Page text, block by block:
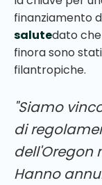
finanziamento
salutedato
finora sono
filantropiche.
"Siamo
di
dell'Oregon
Hanno